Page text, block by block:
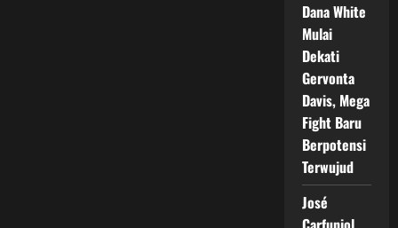
Dana White
Mulai
Dekati
Gervonta
Davis, Mega
Fight Baru
Berpotensi
Terwujud
José